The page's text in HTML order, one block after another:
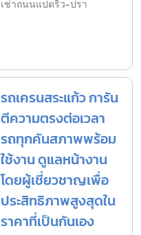
เช่าถนนแปดริ้ว-ปรา
รถเครนสระแก้ว การัน
ตีความตรงต่อเวลา
รถทุกคันสภาพพร้อม
ใช้งาน ดูแลหน้างาน
โดยผู้เชี่ยวชาญเพื่อ
ประสิทธิภาพสูงสุดใน
ราคาที่เป็นกันเอง